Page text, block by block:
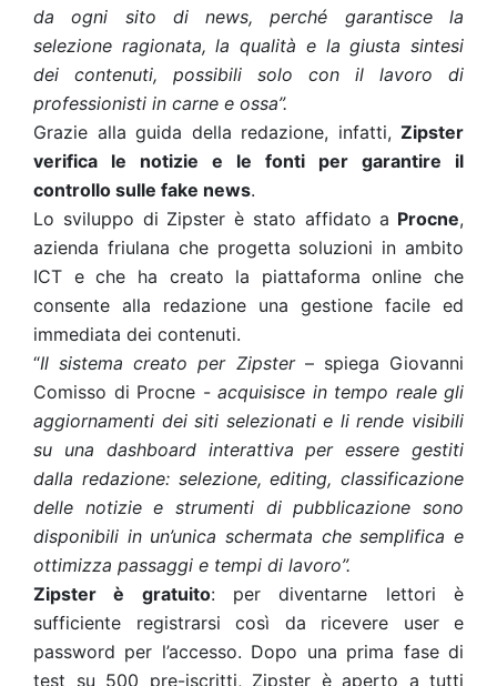
da ogni sito di news, perché garantisce la
selezione ragionata, la qualità e la giusta sintesi
dei contenuti, possibili solo con il lavoro di
professionisti in carne e ossa”.
Grazie alla guida della redazione, infatti, Zipster
verifica le notizie e le fonti per garantire il
controllo sulle fake news.
Lo sviluppo di Zipster è stato affidato a Procne,
azienda friulana che progetta soluzioni in ambito
ICT e che ha creato la piattaforma online che
consente alla redazione una gestione facile ed
immediata dei contenuti.
“Il sistema creato per Zipster – spiega Giovanni
Comisso di Procne - acquisisce in tempo reale gli
aggiornamenti dei siti selezionati e li rende visibili
su una dashboard interattiva per essere gestiti
dalla redazione: selezione, editing, classificazione
delle notizie e strumenti di pubblicazione sono
disponibili in un’unica schermata che semplifica e
ottimizza passaggi e tempi di lavoro”.
Zipster è gratuito: per diventarne lettori è
sufficiente registrarsi così da ricevere user e
password per l’accesso. Dopo una prima fase di
test su 500 pre-iscritti, Zipster è aperto a tutti